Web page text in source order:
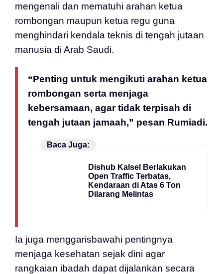
mengenali dan mematuhi arahan ketua
rombongan maupun ketua regu guna
menghindari kendala teknis di tengah jutaan
manusia di Arab Saudi.
“Penting untuk mengikuti arahan ketua
rombongan serta menjaga
kebersamaan, agar tidak terpisah di
tengah jutaan jamaah,” pesan Rumiadi.
Baca Juga:
Dishub Kalsel Berlakukan
Open Traffic Terbatas,
Kendaraan di Atas 6 Ton
Dilarang Melintas
Ia juga menggarisbawahi pentingnya
menjaga kesehatan sejak dini agar
rangkaian ibadah dapat dijalankan secara